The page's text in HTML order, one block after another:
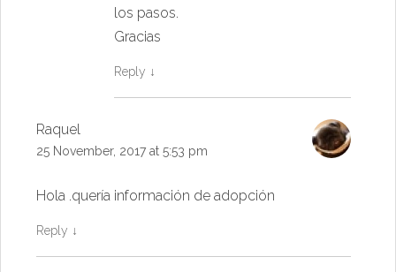
los pasos.
Gracias
Reply ↓
Raquel
25 November, 2017 at 5:53 pm
Hola .quería información de adopción
Reply ↓